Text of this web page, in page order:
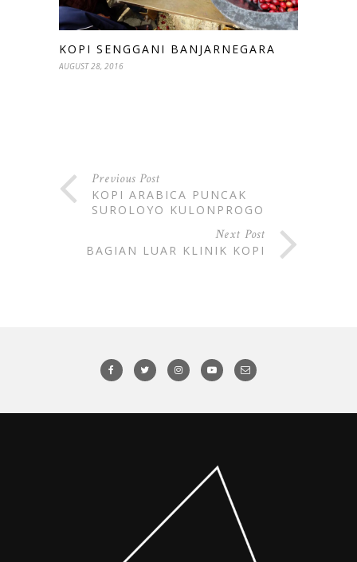
KOPI SENGGANI BANJARNEGARA
AUGUST 28, 2016
Previous Post
KOPI ARABICA PUNCAK
SUROLOYO KULONPROGO
Next Post
BAGIAN LUAR KLINIK KOPI